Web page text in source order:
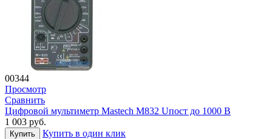
00344
Просмотр
Сравнить
Цифровой мультиметр Mastech M832 Uпост до 1000 В
1 003 руб.
Купить Купить в один клик